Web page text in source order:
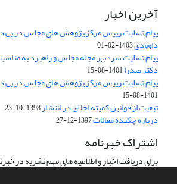
آخرین اخبار
پیام تسلیت رییس مرکز پژوهش های مجلس در پی
داوودی1403-02-01
پیام تسلیت سردبیر مجله مجلس و راهبرد به
دکتر صدرا1401-08-15
پیام تسلیت رییس مرکز پژوهش های مجلس در
1401-08-15
تبعیت از قوانین کمیته اخلاق در انتشار1398-10-23
درباره چکیده مقالات1397-12-27
اشتراک خبرنامه
برای دریافت اخبار و اطلاعیه های مهم نشریه در